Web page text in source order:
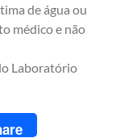
de água ou
médico e não
Laboratório